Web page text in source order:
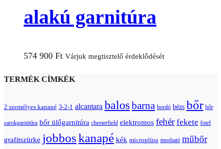
alakú garnitúra
574 900 Ft Várjuk megtisztelő érdeklődését
TERMÉK CÍMKÉK
2 személyes kanapé 3-2-1 alcantara balosbarna bordó bézs bőr bőr
sarokgarnitúra bőr ülőgarnitúra chesterfield elektromos fehér fekete fotel
grafitszürke jobboskanapé kék microplüss mosható műbőr